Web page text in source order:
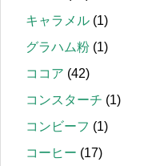
キャラメル (1)
グラハム粉 (1)
ココア (42)
コンスターチ (1)
コンビーフ (1)
コーヒー (17)